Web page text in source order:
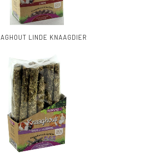
LINDE KNAAGDIER